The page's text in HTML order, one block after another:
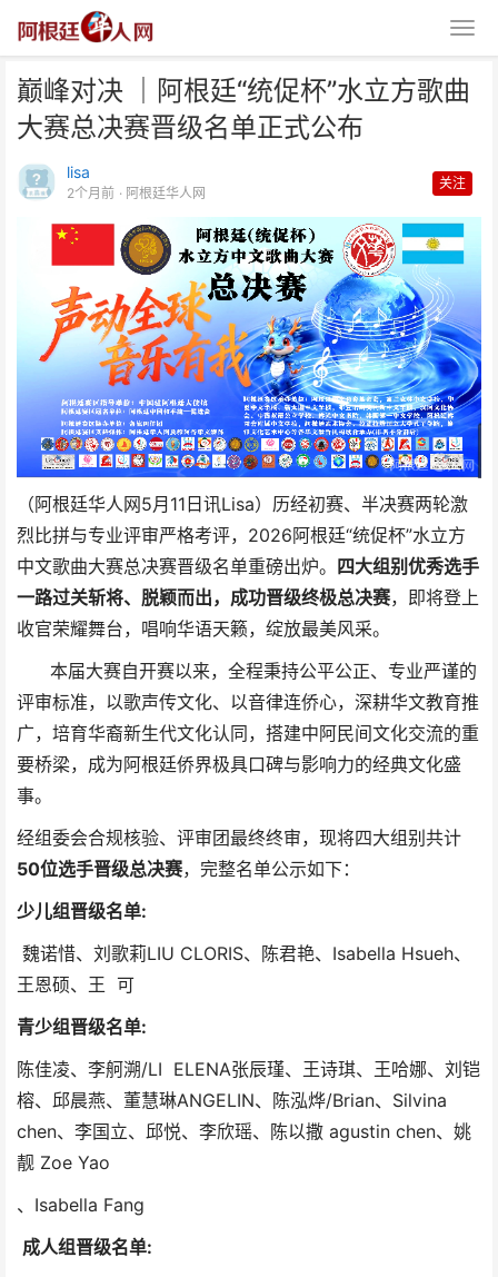
巅峰对决 ｜阿根廷“统促杯”水立方歌曲
大赛总决赛晋级名单正式公布
lisa
2个月前 · 阿根廷华人网
关注
（阿根廷华人网5月11日讯Lisa）历经初赛、半决赛两轮激
烈比拼与专业评审严格考评，2026阿根廷“统促杯”水立方
中文歌曲大赛总决赛晋级名单重磅出炉。 四大组别优秀选手
一路过关斩将、脱颖而出，成功晋级终极总决赛，即将登上
收官荣耀舞台，唱响华语天籁，绽放最美风采。
本届大赛自开赛以来，全程秉持公平公正、专业严谨的
评审标准，以歌声传文化、以音律连侨心，深耕华文教育推
广，培育华裔新生代文化认同，搭建中阿民间文化交流的重
要桥梁，成为阿根廷侨界极具口碑与影响力的经典文化盛
事。
经组委会合规核验、评审团最终终审，现将四大组别共计
50位选手晋级总决赛， 完整名单公示如下：
少儿组晋级名单:
魏诺惜、刘歌莉LIU CLORIS、陈君艳、Isabella Hsueh、
王恩硕、王 可
青少组晋级名单:
陈佳凌、李舸溯/LI ELENA张辰瑾、王诗琪、王哈娜、刘铠
榕、邱晨燕、董慧琳ANGELIN、陈泓烨/Brian、Silvina
chen、李国立、邱悦、李欣瑶、陈以撒 agustin chen、姚
靓 Zoe Yao
、Isabella Fang
成人组晋级名单:
巅峰对决 ｜阿根廷“统促杯”水立
方歌曲大赛总决赛晋级